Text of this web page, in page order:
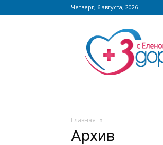
Четверг, 6 августа, 2026
Сайт
zdorovieinfo.ru
крупнейший
медицинский
Главная
Архив